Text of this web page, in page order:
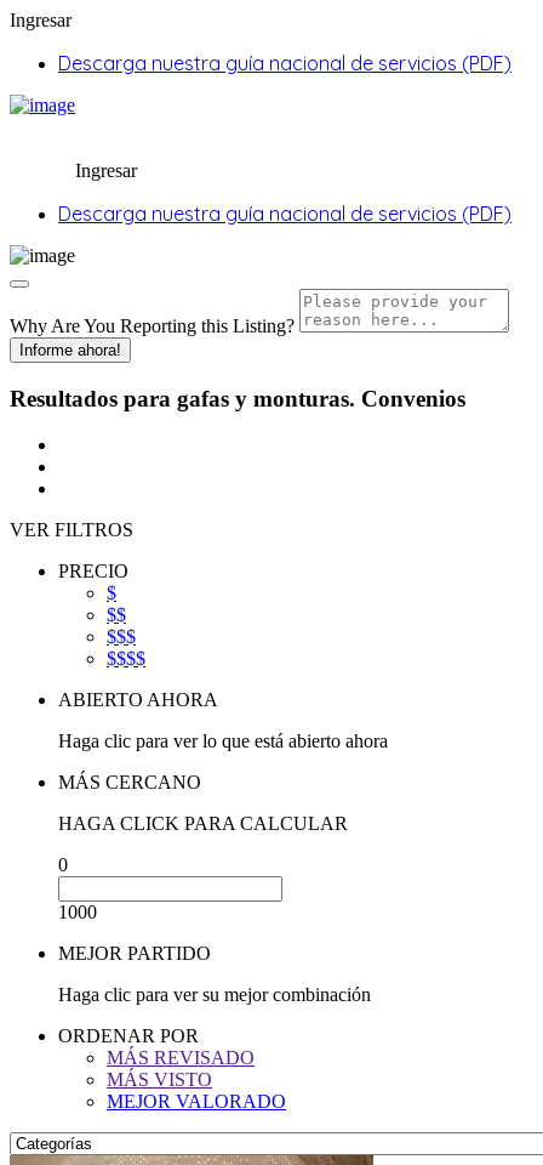
Ingresar
Descarga nuestra guía nacional de servicios (PDF)
Ingresar
Descarga nuestra guía nacional de servicios (PDF)
Why Are You Reporting this Listing?
Informe ahora!
Resultados para gafas y monturas. Convenios
VER FILTROS
PRECIO
$
$$
$$$
$$$$
ABIERTO AHORA
Haga clic para ver lo que está abierto ahora
MÁS CERCANO
HAGA CLICK PARA CALCULAR
0
1000
MEJOR PARTIDO
Haga clic para ver su mejor combinación
ORDENAR POR
MÁS REVISADO
MÁS VISTO
MEJOR VALORADO